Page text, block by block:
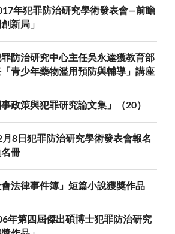
年犯罪防治研究學術發表會—前瞻
新局」
防治研究中心主任吳永達獲教育部
青少年藥物濫用預防與輔導」講座
政策與犯罪研究論文集」（20）
8日犯罪防治研究學術發表會報名
冊
法律事件簿」短篇小說獲獎作品
年第四屆傑出碩博士犯罪防治研究